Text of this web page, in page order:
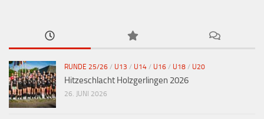
RUNDE 25/26 / U13 / U14 / U16 / U18 / U20
Hitzeschlacht Holzgerlingen 2026
26. JUNI 2026